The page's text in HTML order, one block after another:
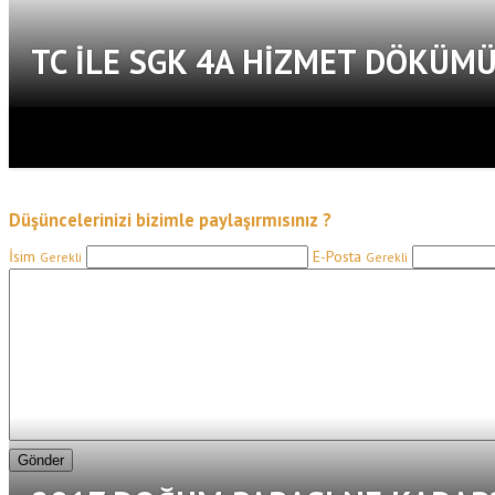
TC ILE SGK 4A HIZMET
Düşüncelerinizi bizimle paylaşırmısınız ?
İsim Gerekli E-Posta Gerekli